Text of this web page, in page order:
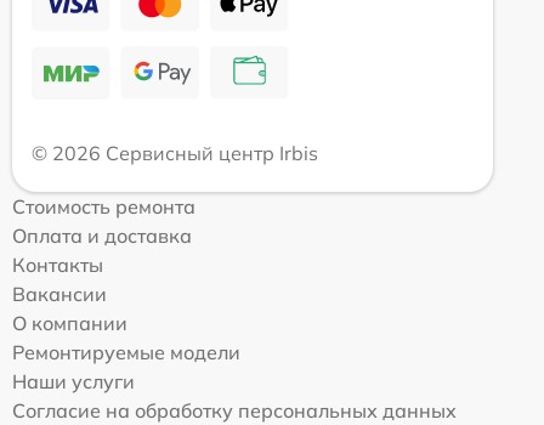
© 2026 Сервисный центр Irbis
Стоимость ремонта
Оплата и доставка
Контакты
Вакансии
О компании
Ремонтируемые модели
Наши услуги
Согласие на обработку персональных данных